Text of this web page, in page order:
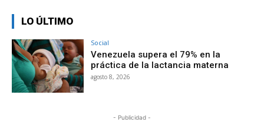
LO ÚLTIMO
Social
Venezuela supera el 79% en la
práctica de la lactancia materna
agosto 8, 2026
- Publicidad -